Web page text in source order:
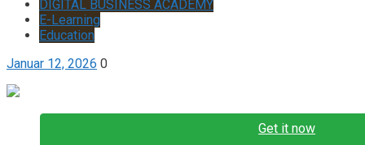
DIGITAL BUSINESS ACADEMY
E-Learning
Education
Januar 12, 2026 0
Get it now